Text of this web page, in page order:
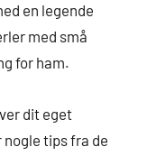
en legende
med små
for ham.
dit eget
tips fra de